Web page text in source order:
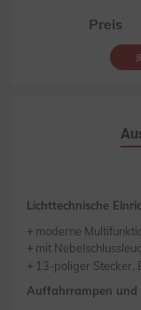
Preis
Lichttechnische
moderne
mit
13-poliger Stecker,
Auffahrrampen und